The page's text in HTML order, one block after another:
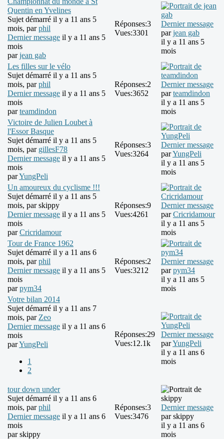
Quentin en Yvelines
Sujet démarré il y a 11 ans 5
mois, parphil
Dernier message il y a 11 ans 5
mois
parjean gab
Réponses:3
Vues:3301
Dernier message
parjean gab
il y a 11 ans 5
mois
Les filles sur le vélo
Sujet démarré il y a 11 ans 5
mois, parphil
Dernier message il y a 11 ans 5
mois
parteamdindon
Réponses:2
Vues:3652
Dernier message
parteamdindon
il y a 11 ans 5
mois
Victoire de Julien Loubet à
l'Essor Basque
Sujet démarré il y a 11 ans 5
mois, par gillesF78
Dernier message il y a 11 ans 5
mois
parYungPeli
Réponses:3
Vues:3264
Dernier message
parYungPeli
il y a 11 ans 5
mois
Un amoureux du cyclisme !!!
Sujet démarré il y a 11 ans 5
mois, parskippy
Dernier message il y a 11 ans 5
mois
parCricridamour
Réponses:9
Vues:4261
Dernier message
parCricridamour
il y a 11 ans 5
mois
Tour de France 1962
Sujet démarré il y a 11 ans 6
mois, parphil
Dernier message il y a 11 ans 5
mois
parpym34
Réponses:2
Vues:3212
Dernier message
parpym34
il y a 11 ans 5
mois
Votre bilan 2014
Sujet démarré il y a 11 ans 7
mois, par Zeo
Dernier message il y a 11 ans 6
mois
parYungPeli
1
2
Réponses:29
Vues:12.1k
Dernier message
parYungPeli
il y a 11 ans 6
mois
tour down under
Sujet démarré il y a 11 ans 6
mois, parphil
Dernier message il y a 11 ans 6
mois
parskippy
Réponses:3
Vues:3476
Dernier message
parskippy
il y a 11 ans 6
mois